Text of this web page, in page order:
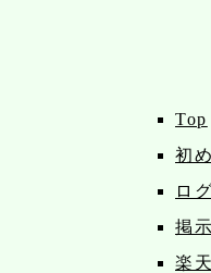
Top
初
ログ
掲
楽